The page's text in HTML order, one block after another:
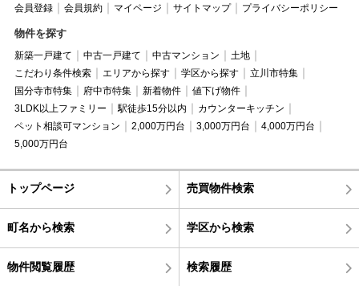
会員登録
会員規約 マイページ サイトマップ プライバシーポリシー
物件を探す
新築一戸建て 中古一戸建て 中古マンション
土地
こだわり条件検索
エリアから探す 学区から探す
立川市特集
国分寺市特集
府中市特集 新着物件
値下げ物件
3LDK以上ファミリー
駅徒歩15分以内
カウンターキッチン
ペット相談可マンション
2,000万円台 3,000万円台
4,000万円台
5,000万円台
トップページ 売買物件検索
町名から検索 学区から検索
物件閲覧履歴 検索履歴